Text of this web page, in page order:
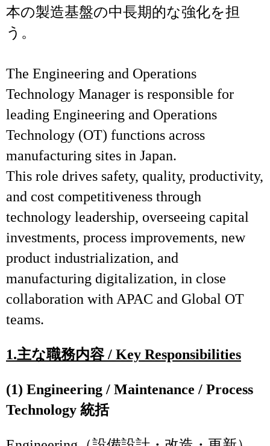
本の製造基盤の中長期的な強化を担
う。
The Engineering and Operations
Technology Manager is responsible for
leading Engineering and Operations
Technology (OT) functions across
manufacturing sites in Japan.
This role drives safety, quality, productivity,
and cost competitiveness through
technology leadership, overseeing capital
investments, process improvements, new
product industrialization, and
manufacturing digitalization, in close
collaboration with APAC and Global OT
teams.
1.主な職務内容/ Key Responsibilities
(1) Engineering / Maintenance / Process
Technology 統括